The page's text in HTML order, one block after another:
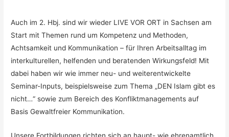
Auch im 2. Hbj. sind wir wieder LIVE VOR ORT in Sachsen am
Start mit Themen rund um Kompetenz und Methoden,
Achtsamkeit und Kommunikation – für Ihren Arbeitsalltag im
interkulturellen, helfenden und beratenden Wirkungsfeld! Mit
dabei haben wir wie immer neu- und weiterentwickelte
Seminar-Inputs, beispielsweise zum Thema „DEN Islam gibt es
nicht…“ sowie zum Bereich des Konfliktmanagements auf
Basis Gewaltfreier Kommunikation.
Unsere Fortbildungen richten sich an haupt- wie ehrenamtlich